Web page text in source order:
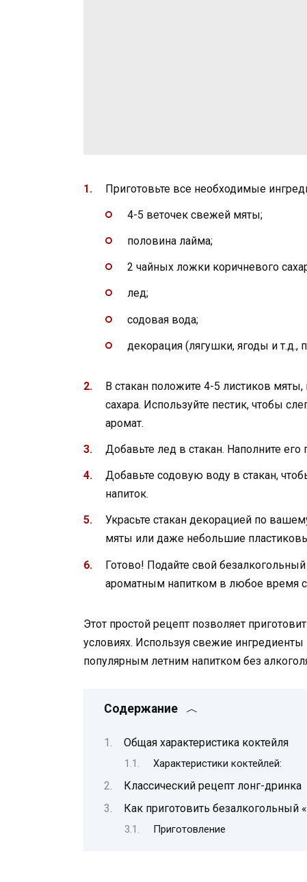
Приготовьте все необходимые
4-5 веточек свежей мяты;
половина лайма;
2 чайных ложки коричневого
лед;
содовая вода;
декорация (лягушки, ягоды и т.д.,
В стакан положите 4-5 листиков
сахара. Используйте пестик, чтобы
аромат.
Добавьте лед в стакан. Наполните
Добавьте содовую воду в стакан,
напиток.
Украсьте стакан декорацией по
мяты или даже небольшие
Готово! Подайте свой
ароматным напитком в любое время
Этот простой рецепт позволяет
условиях. Используя свежие
популярным летним напитком без
Содержание
Общая характеристика коктейля
Характеристики коктейлей:
Классический рецепт лонг-дринка
Как приготовить безалкогольный
Приготовление